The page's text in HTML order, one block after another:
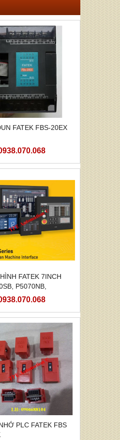
FATEK FBS-20EX
FATEK 7INCH
P5070NB,
PLC FATEK FBS